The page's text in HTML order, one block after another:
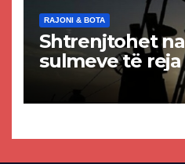
RAJONI & BOTA
Shtrenjtohet
sulmeve të reja